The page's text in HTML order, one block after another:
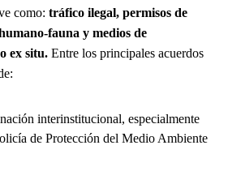
como: tráfico ilegal, permisos de
fauna y medios de
ex situ. Entre los principales acuerdos
interinstitucional, especialmente
de Protección del Medio Ambiente